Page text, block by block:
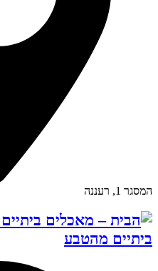
המסגר 1, רעננה
ביתיים מהטבע